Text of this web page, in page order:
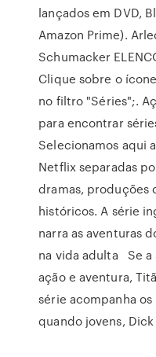
lançados em DVD,
Amazon Prime).
Schumacker
Clique sobre o
no filtro "Séries";.
para encontrar
Selecionamos aqui
Netflix separadas
dramas, produções
históricos. A série
narra as aventuras
na vida adulta Se a
ação e aventura,
série acompanha
quando jovens, Dick